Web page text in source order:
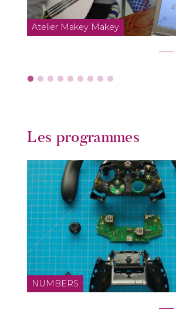
Atelier Makey Makey
Les programmes
NUMBERS